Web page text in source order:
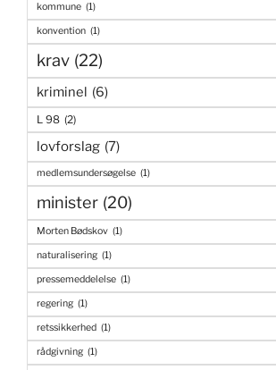
kommune (1)
konvention (1)
krav (22)
kriminel (6)
L 98 (2)
lovforslag (7)
medlemsundersøgelse (1)
minister (20)
Morten Bødskov (1)
naturalisering (1)
pressemeddelelse (1)
regering (1)
retssikkerhed (1)
rådgivning (1)